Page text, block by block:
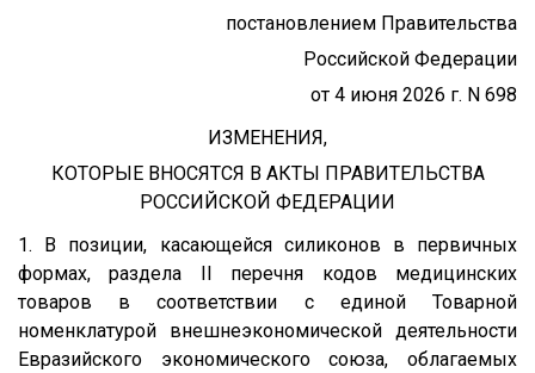
постановлением Правительства
Российской Федерации
от 4 июня 2026 г. N 698
ИЗМЕНЕНИЯ,
КОТОРЫЕ ВНОСЯТСЯ В АКТЫ ПРАВИТЕЛЬСТВА
РОССИЙСКОЙ ФЕДЕРАЦИИ
1. В позиции, касающейся силиконов в первичных
формах, раздела II перечня кодов медицинских
товаров в соответствии с единой Товарной
номенклатурой внешнеэкономической деятельности
Евразийского экономического союза, облагаемых